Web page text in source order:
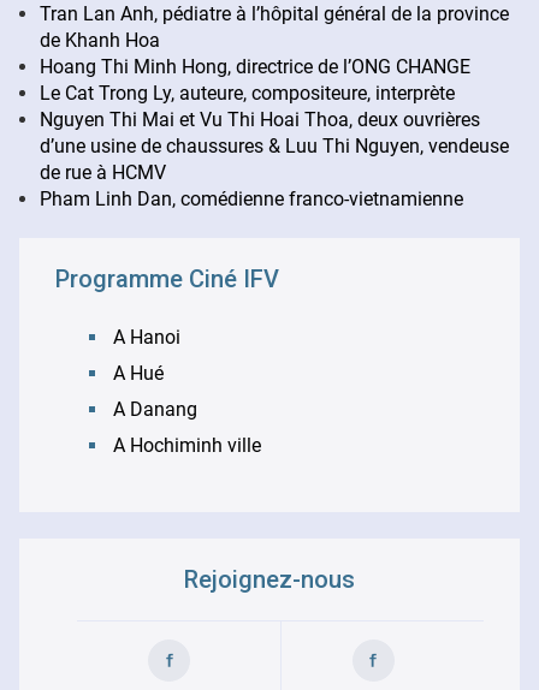
Tran Lan Anh, pédiatre à l’hôpital général de la province
de Khanh Hoa
Hoang Thi Minh Hong, directrice de l’ONG CHANGE
Le Cat Trong Ly, auteure, compositeure, interprète
Nguyen Thi Mai et Vu Thi Hoai Thoa, deux ouvrières
d’une usine de chaussures & Luu Thi Nguyen, vendeuse
de rue à HCMV
Pham Linh Dan, comédienne franco-vietnamienne
Programme Ciné IFV
A Hanoi
A Hué
A Danang
A Hochiminh ville
Rejoignez-nous